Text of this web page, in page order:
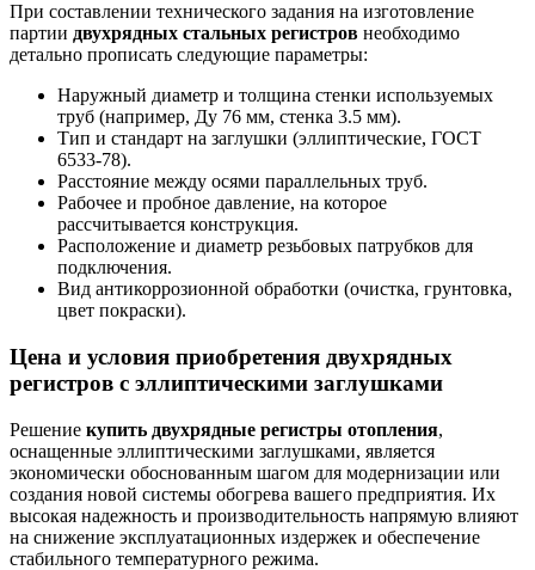
При составлении технического задания на изготовление
партии двухрядных стальных регистров необходимо
детально прописать следующие параметры:
Наружный диаметр и толщина стенки используемых
труб (например, Ду 76 мм, стенка 3.5 мм).
Тип и стандарт на заглушки (эллиптические, ГОСТ
6533-78).
Расстояние между осями параллельных труб.
Рабочее и пробное давление, на которое
рассчитывается конструкция.
Расположение и диаметр резьбовых патрубков для
подключения.
Вид антикоррозионной обработки (очистка, грунтовка,
цвет покраски).
Цена и условия приобретения двухрядных
регистров с эллиптическими заглушками
Решение купить двухрядные регистры отопления,
оснащенные эллиптическими заглушками, является
экономически обоснованным шагом для модернизации или
создания новой системы обогрева вашего предприятия. Их
высокая надежность и производительность напрямую влияют
на снижение эксплуатационных издержек и обеспечение
стабильного температурного режима.